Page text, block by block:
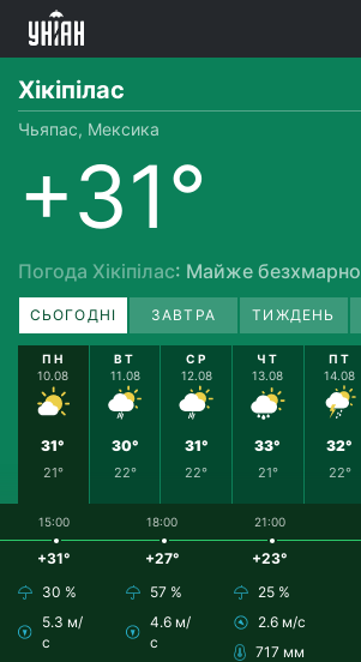
Хікіпілас
Чьяпас, Мексика
+31°
Погода Хікіпілас: Майже безхмарно
СЬОГОДНІ ЗАВТРА ТИЖДЕНЬ
ПН
10.08
31°
21°
ВТ
11.08
30°
22°
СР
12.08
31°
22°
ЧТ
13.08
33°
21°
ПТ
14.08
32°
22°
15:00
+31°
30 %
5.3 м/
с
18:00
+27°
57 %
4.6 м/
с
21:00
+23°
25 %
2.6 м/с
717 мм